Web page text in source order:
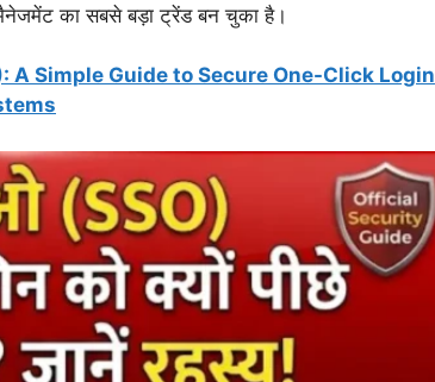
का सबसे बड़ा ट्रेंड बन चुका है।
Simple Guide to Secure One-Click Login